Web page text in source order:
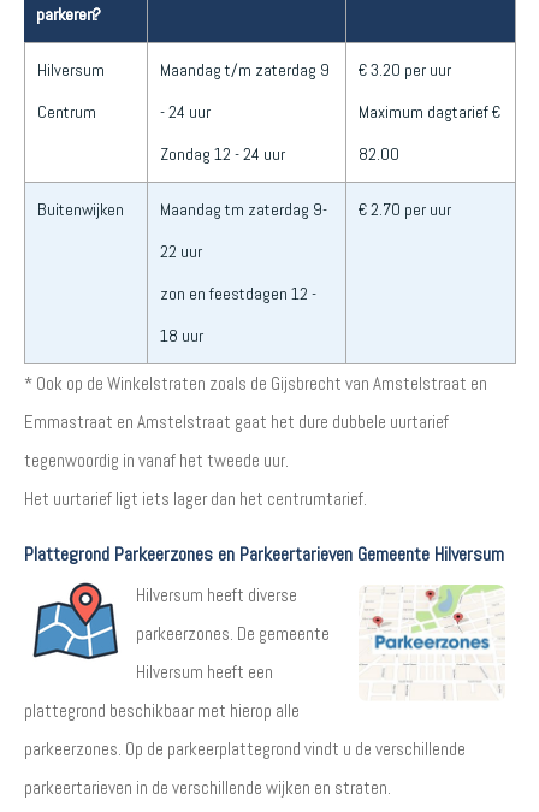
parkeren?
Hilversum
Centrum
Maandag t/m zaterdag 9
- 24 uur
Zondag 12 - 24 uur
€ 3.20 per uur
Maximum dagtarief €
82.00
Buitenwijken
Maandag tm zaterdag 9-
22 uur
zon en feestdagen 12 -
18 uur
€ 2.70 per uur
* Ook op de Winkelstraten zoals de Gijsbrecht van Amstelstraat en
Emmastraat en Amstelstraat gaat het dure dubbele uurtarief
tegenwoordig in vanaf het tweede uur.
Het uurtarief ligt iets lager dan het centrumtarief.
Plattegrond Parkeerzones en Parkeertarieven Gemeente Hilversum
Hilversum heeft diverse
parkeerzones. De gemeente
Hilversum heeft een
plattegrond beschikbaar met hierop alle
parkeerzones. Op de parkeerplattegrond vindt u de verschillende
parkeertarieven in de verschillende wijken en straten.